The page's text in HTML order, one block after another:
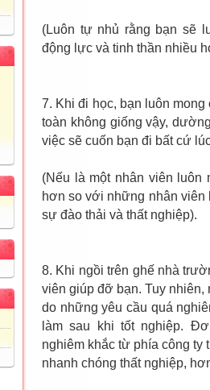
(Luôn tự nhủ rằng bạn sẽ
động lực và tinh thần nhiều
7. Khi đi học, bạn luôn
toàn không giống vậy,
việc sẽ cuốn bạn đi bất cứ
(Nếu là một nhân viên
hơn so với những nhân viên
sự đào thải và thất nghiệp).
8. Khi ngồi trên ghế nhà
viên giúp đỡ bạn. Tuy nhiên,
do những yêu cầu quá
làm sau khi tốt nghiệp.
nghiêm khắc từ phía công ty
nhanh chóng thất nghiệp,